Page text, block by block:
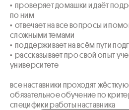
•  проверяет домашки и даёт
по ним
•  отвечает на все вопросы и
сложными темами
•  поддерживает на всём пути
•  рассказывает про свой опыт
университете
все наставники проходят
обязательное обучение по
специфики работы наставника